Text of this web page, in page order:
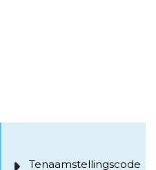
Tenaamstellingscode